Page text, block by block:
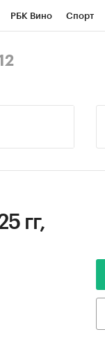
РБК Вино Спорт
гг,